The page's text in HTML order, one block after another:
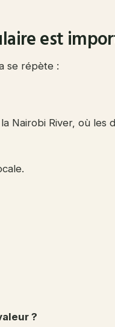
est
se répète :
Nairobi River, où les
?